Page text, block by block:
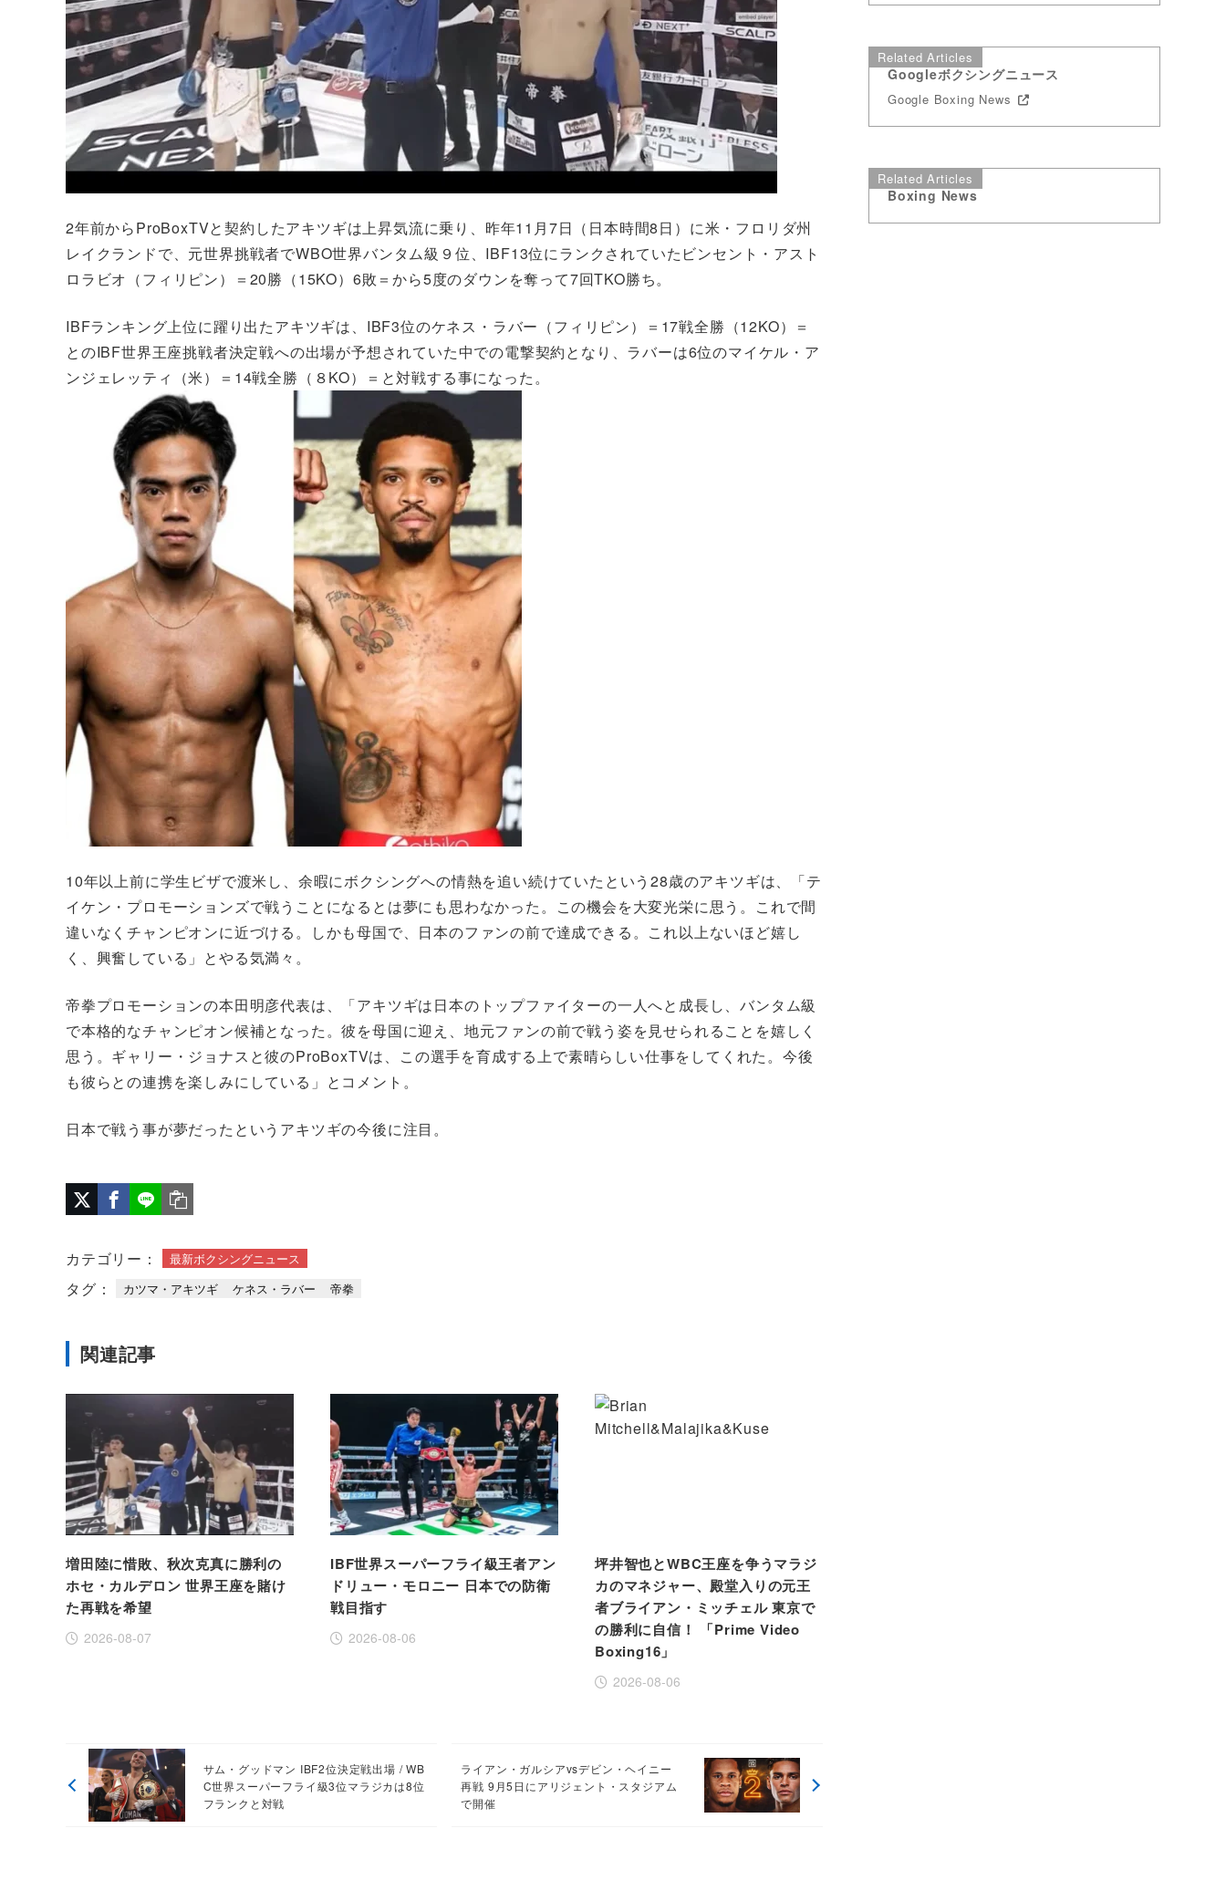
2年前からProBoxTVと契約したアキツギは上昇気流に乗り、昨年11月7日（日本時間8日）に米・フロリダ州
レイクランドで、元世界挑戦者でWBO世界バンタム級９位、IBF13位にランクされていたビンセント・アスト
ロラビオ（フィリピン）＝20勝（15KO）6敗＝から5度のダウンを奪って7回TKO勝ち。
IBFランキング上位に躍り出たアキツギは、IBF3位のケネス・ラバー（フィリピン）＝17戦全勝（12KO）＝
とのIBF世界王座挑戦者決定戦への出場が予想されていた中での電撃契約となり、ラバーは6位のマイケル・ア
ンジェレッティ（米）＝14戦全勝（８KO）＝と対戦する事になった。
10年以上前に学生ビザで渡米し、余暇にボクシングへの情熱を追い続けていたという28歳のアキツギは、「テ
イケン・プロモーションズで戦うことになるとは夢にも思わなかった。この機会を大変光栄に思う。これで間
違いなくチャンピオンに近づける。しかも母国で、日本のファンの前で達成できる。これ以上ないほど嬉し
く、興奮している」とやる気満々。
帝拳プロモーションの本田明彦代表は、「アキツギは日本のトップファイターの一人へと成長し、バンタム級
で本格的なチャンピオン候補となった。彼を母国に迎え、地元ファンの前で戦う姿を見せられることを嬉しく
思う。ギャリー・ジョナスと彼のProBoxTVは、この選手を育成する上で素晴らしい仕事をしてくれた。今後
も彼らとの連携を楽しみにしている」とコメント。
日本で戦う事が夢だったというアキツギの今後に注目。
カテゴリー： 最新ボクシングニュース
タグ： カツマ・アキツギ ケネス・ラバー 帝拳
関連記事
増田陸に惜敗、秋次克真に勝利の
ホセ・カルデロン 世界王座を賭け
た再戦を希望
2026-08-07
IBF世界スーパーフライ級王者アン
ドリュー・モロニー 日本での防衛
戦目指す
2026-08-06
坪井智也とWBC王座を争うマラジ
カのマネジャー、殿堂入りの元王
者ブライアン・ミッチェル 東京で
の勝利に自信！ 「Prime Video
Boxing16」
2026-08-06
サム・グッドマン IBF2位決定戦出場 / WB
C世界スーパーフライ級3位マラジカは8位
フランクと対戦
ライアン・ガルシアvsデビン・ヘイニー
再戦 9月5日にアリジェント・スタジアム
で開催
Related Articles
Googleボクシングニュース
Google Boxing News
Related Articles
Boxing News